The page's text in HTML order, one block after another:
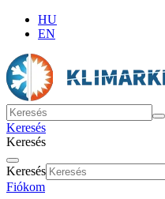
HU
EN
Keresés
Keresés
Keresés
Fiókom